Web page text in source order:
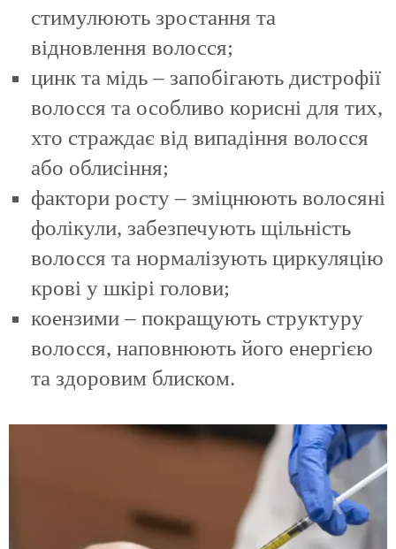
стимулюють зростання та
відновлення волосся;
цинк та мідь – запобігають дистрофії
волосся та особливо корисні для тих,
хто страждає від випадіння волосся
або облисіння;
фактори росту – зміцнюють волосяні
фолікули, забезпечують щільність
волосся та нормалізують циркуляцію
крові у шкірі голови;
коензими – покращують структуру
волосся, наповнюють його енергією
та здоровим блиском.